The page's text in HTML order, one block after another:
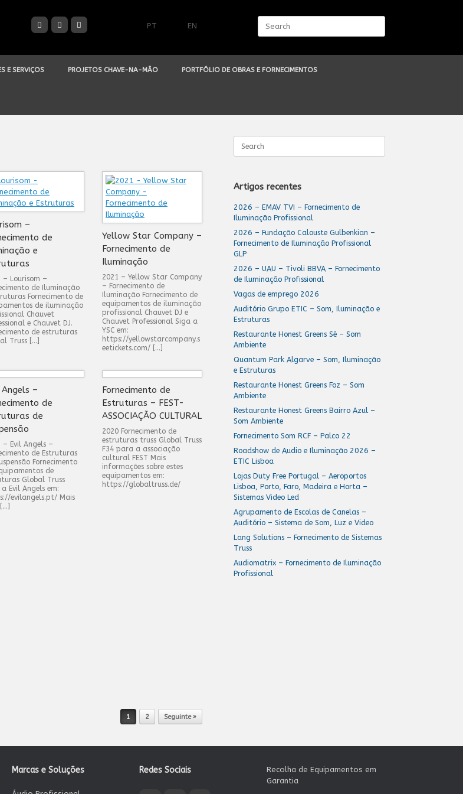
PT EN
E SERVIÇOS PROJETOS CHAVE-NA-MÃO PORTFÓLIO DE OBRAS E FORNECIMENTOS
–
de
e
– Lourisom –
de Iluminação
Fornecimento de
de iluminação
Chauvet
e Chauvet DJ.
de estruturas
Truss […]
Yellow Star Company –
Fornecimento de
Iluminação
2021 – Yellow Star Company
– Fornecimento de
Iluminação Fornecimento de
equipamentos de iluminação
profissional Chauvet DJ e
Chauvet Professional Siga a
YSC em:
https://yellowstarcompany.s
eetickets.com/ […]
–
de
de
– Evil Angels –
de Estruturas
Fornecimento
de
Global Truss
Evil Angels em:
evilangels.pt/ Mais
Fornecimento de
Estruturas – FEST-
ASSOCIAÇÃO CULTURAL
2020 Fornecimento de
estruturas truss Global Truss
F34 para a associação
cultural FEST Mais
informações sobre estes
equipamentos em:
https://globaltruss.de/
1 2 Seguinte »
for:
Artigos recentes
2026 – EMAV TVI – Fornecimento de
Iluminação Profissional
2026 – Fundação Calouste Gulbenkian –
Fornecimento de Iluminação Profissional
GLP
2026 – UAU – Tivoli BBVA – Fornecimento
de Iluminação Profissional
Vagas de emprego 2026
Auditório Grupo ETIC – Som, Iluminação e
Estruturas
Restaurante Honest Greens Sé – Som
Ambiente
Quantum Park Algarve – Som, Iluminação
e Estruturas
Restaurante Honest Greens Foz – Som
Ambiente
Restaurante Honest Greens Bairro Azul –
Som Ambiente
Fornecimento Som RCF – Palco 22
Roadshow de Audio e Iluminação 2026 –
ETIC Lisboa
Lojas Duty Free Portugal – Aeroportos
Lisboa, Porto, Faro, Madeira e Horta –
Sistemas Video Led
Agrupamento de Escolas de Canelas –
Auditório – Sistema de Som, Luz e Video
Lang Solutions – Fornecimento de Sistemas
Truss
Audiomatrix – Fornecimento de Iluminação
Profissional
Marcas e Soluções Redes Sociais
Recolha de Equipamentos em
Garantia